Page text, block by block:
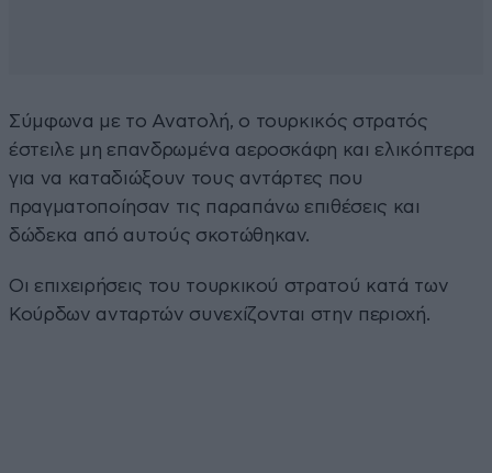
Σύμφωνα με το Ανατολή, ο τουρκικός στρατός
έστειλε μη επανδρωμένα αεροσκάφη και ελικόπτερα
για να καταδιώξουν τους αντάρτες που
πραγματοποίησαν τις παραπάνω επιθέσεις και
δώδεκα από αυτούς σκοτώθηκαν.
Οι επιχειρήσεις του τουρκικού στρατού κατά των
Κούρδων ανταρτών συνεχίζονται στην περιοχή.